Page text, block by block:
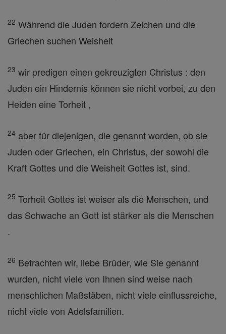
22 Während die Juden fordern Zeichen und die
Griechen suchen Weisheit
23 wir predigen einen gekreuzigten Christus : den
Juden ein Hindernis können sie nicht vorbei, zu den
Heiden eine Torheit ,
24 aber für diejenigen, die genannt worden, ob sie
Juden oder Griechen, ein Christus, der sowohl die
Kraft Gottes und die Weisheit Gottes ist, sind.
25 Torheit Gottes ist weiser als die Menschen, und
das Schwache an Gott ist stärker als die Menschen
.
26 Betrachten wir, liebe Brüder, wie Sie genannt
wurden, nicht viele von Ihnen sind weise nach
menschlichen Maßstäben, nicht viele einflussreiche,
nicht viele von Adelsfamilien.